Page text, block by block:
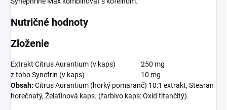
Nutričné hodnoty
Zloženie
Extrakt Citrus Aurantium (v kaps)
250 mg
z toho Synefrin (v kaps)
10 mg
Obsah: Citrus Aurantium (horký pomaranč) 10:1 extrakt, Stearan
horečnatý, Želatinová kaps. (farbivo kaps: Oxid titančitý).